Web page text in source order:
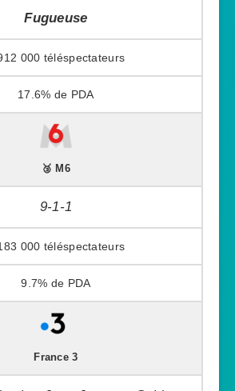
Fugueuse
000
17.6%
🥉 M6
9-1-1
000
9.7%
France 3